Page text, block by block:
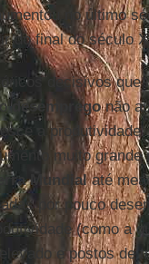
no último
do final do século
decisivos que
desempregonão
a
muito
Mundialaté
por pouco
(como a
e postos de